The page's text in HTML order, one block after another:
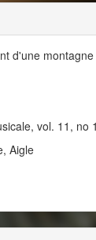
d'une
vol. 11, no
Aigle